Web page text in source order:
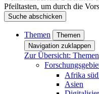
Pfeiltasten, um durch die
Suche abschicken
Themen
Themen
Navigation zuklappen
Zur Übersicht: Themen
Afrika
Asien